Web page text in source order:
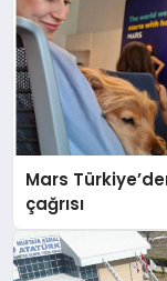
Mars
çağrısı